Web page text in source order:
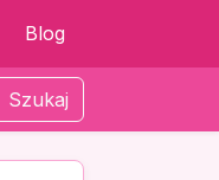
Blog
Szukaj